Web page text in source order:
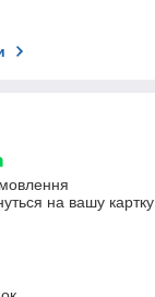
на вашу картку